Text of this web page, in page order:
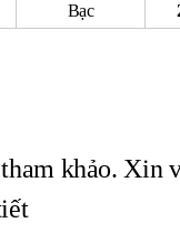
Bạc
khảo. Xin